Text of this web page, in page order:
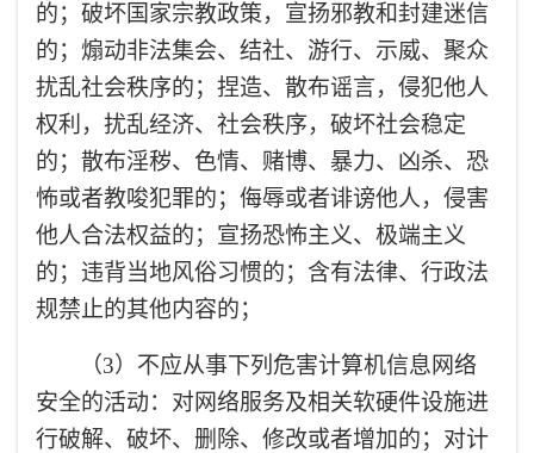
的；破坏国家宗教政策，宣扬邪教和封建迷信
的；煽动非法集会、结社、游行、示威、聚众
扰乱社会秩序的；捏造、散布谣言，侵犯他人
权利，扰乱经济、社会秩序，破坏社会稳定
的；散布淫秽、色情、赌博、暴力、凶杀、恐
怖或者教唆犯罪的；侮辱或者诽谤他人，侵害
他人合法权益的；宣扬恐怖主义、极端主义
的；违背当地风俗习惯的；含有法律、行政法
规禁止的其他内容的；
（3）不应从事下列危害计算机信息网络
安全的活动：对网络服务及相关软硬件设施进
行破解、破坏、删除、修改或者增加的；对计